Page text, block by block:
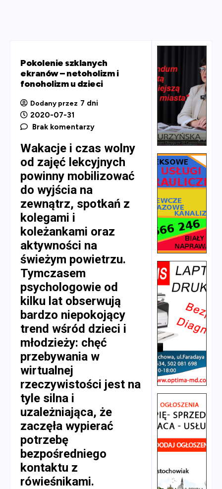
Pokolenie szklanych
ekranów – netoholizm i
fonoholizm u dzieci
Dodany przez 7 dni
2020-07-31
Brak komentarzy
Wakacje i czas wolny
od zajęć lekcyjnych
powinny mobilizować
do wyjścia na
zewnątrz, spotkań z
kolegami i
koleżankami oraz
aktywności na
świeżym powietrzu.
Tymczasem
psychologowie od
kilku lat obserwują
bardzo niepokojący
trend wśród dzieci i
młodzieży: chęć
przebywania w
wirtualnej
rzeczywistości jest na
tyle silna i
uzależniająca, że
zaczęła wypierać
potrzebę
bezpośredniego
kontaktu z
rówieśnikami.